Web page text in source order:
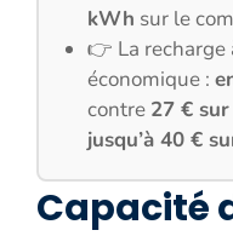
kWh sur le
👉 La recharge
économique :
contre 27 €
jusqu’à 40 €
Capacité